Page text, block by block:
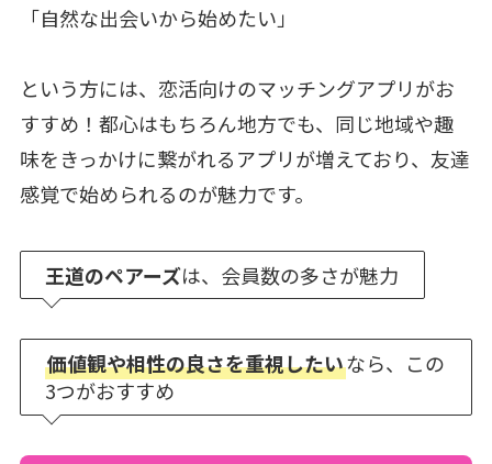
「自然な出会いから始めたい」
という方には、恋活向けのマッチングアプリがお
すすめ！都心はもちろん地方でも、同じ地域や趣
味をきっかけに繋がれるアプリが増えており、友達
感覚で始められるのが魅力です。
王道のペアーズは、会員数の多さが魅力
価値観や相性の良さを重視したいなら、この
3つがおすすめ